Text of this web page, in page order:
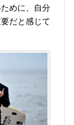
めに、自分
だと感じて